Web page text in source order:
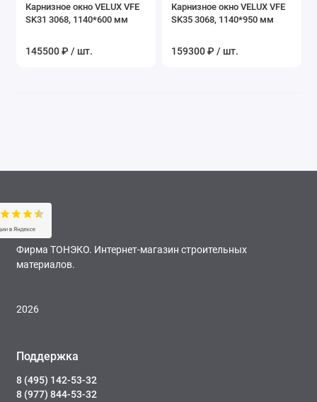
Карнизное окно VELUX VFE
SK31 3068, 1140*600 мм
145500 ₽ / шт.
Карнизное окно VELUX VFE
SK35 3068, 1140*950 мм
159300 ₽ / шт.
Фирма ТОНЭКО. Интернет-магазин строительных
материалов.
2026
Поддержка
8 (495) 142-53-32
8 (977) 844-53-32